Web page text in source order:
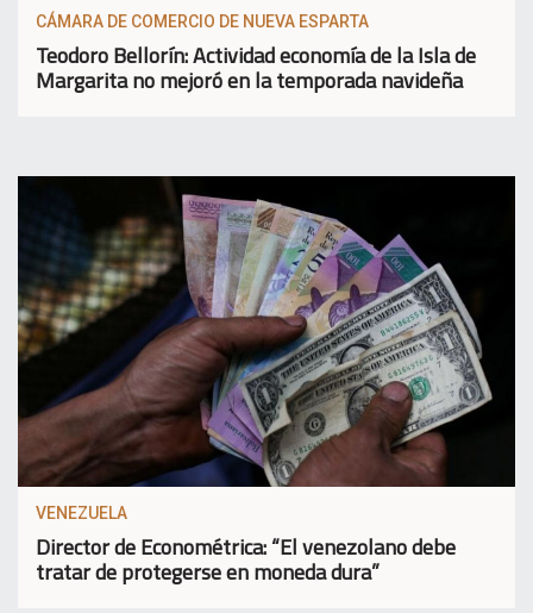
CÁMARA DE COMERCIO DE NUEVA ESPARTA
Teodoro Bellorín: Actividad economía de la Isla de
Margarita no mejoró en la temporada navideña
VENEZUELA
Director de Econométrica: “El venezolano debe
tratar de protegerse en moneda dura”